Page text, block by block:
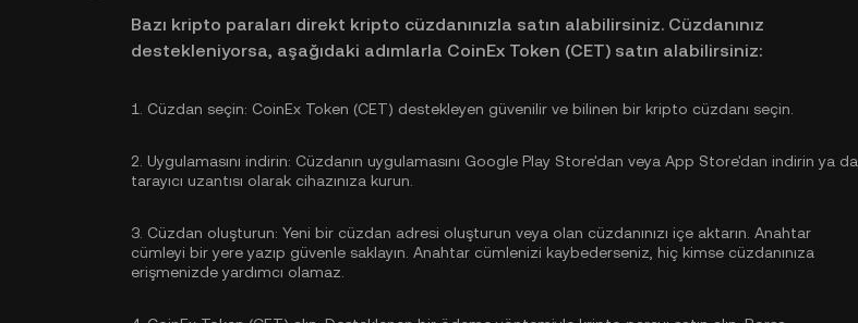
Bazı kripto paraları direkt kripto cüzdanınızla satın alabilirsiniz. Cüzdanınız
destekleniyorsa, aşağıdaki adımlarla CoinEx Token (CET) satın alabilirsiniz:
1. Cüzdan seçin: CoinEx Token (CET) destekleyen güvenilir ve bilinen bir kripto cüzdanı seçin.
2. Uygulamasını indirin: Cüzdanın uygulamasını Google Play Store'dan veya App Store'dan indirin ya da
tarayıcı uzantısı olarak cihazınıza kurun.
3. Cüzdan oluşturun: Yeni bir cüzdan adresi oluşturun veya olan cüzdanınızı içe aktarın. Anahtar
cümleyi bir yere yazıp güvenle saklayın. Anahtar cümlenizi kaybederseniz, hiç kimse cüzdanınıza
erişmenizde yardımcı olamaz.